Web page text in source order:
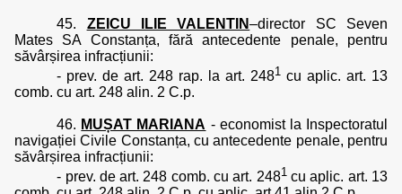
45. ZEICU ILIE VALENTIN–director SC Seven
Mates SA Constanța, fără antecedente penale, pentru
săvârșirea infracțiunii:
- prev. de art. 248 rap. la art. 2481 cu aplic. art. 13
comb. cu art. 248 alin. 2 C.p.
46. MUȘAT MARIANA - economist la Inspectoratul
navigației Civile Constanța, cu antecedente penale, pentru
săvârșirea infracțiunii:
- prev. de art. 248 comb. cu art. 2481cu aplic. art. 13